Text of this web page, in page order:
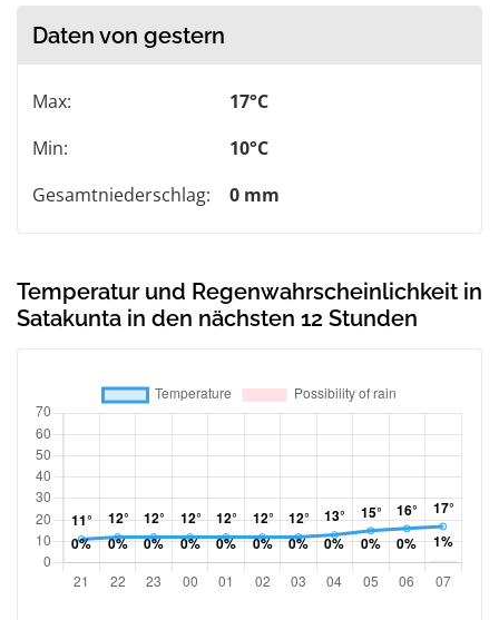
Daten von gestern
Max:
17°C
Min:
10°C
Gesamtniederschlag:
0 mm
Temperatur und Regenwahrscheinlichkeit in
Satakunta in den nächsten 12 Stunden